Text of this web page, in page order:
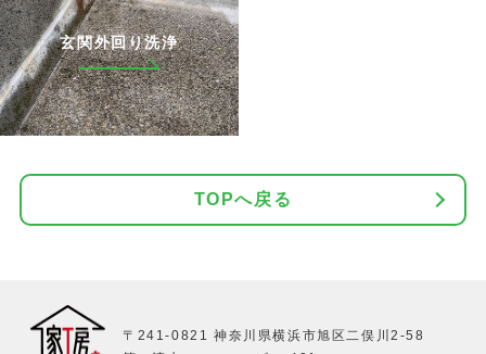
玄関外回り洗浄
TOPへ戻る
〒241-0821 神奈川県横浜市旭区二俣川2-58